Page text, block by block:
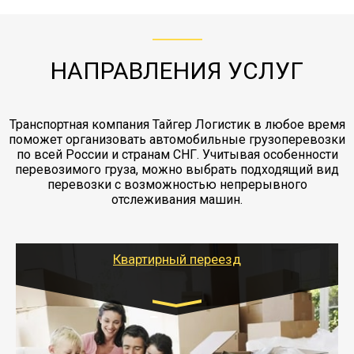
заканчивая выгрузкой в пункте получателя.
НАПРАВЛЕНИЯ УСЛУГ
Транспортная компания Тайгер Логистик в любое время
поможет организовать автомобильные грузоперевозки
по всей России и странам СНГ. Учитывая особенности
перевозимого груза, можно выбрать подходящий вид
перевозки с возможностью непрерывного
отслеживания машин.
Квартирный переезд
Газель: 1,5 и 3 тонны